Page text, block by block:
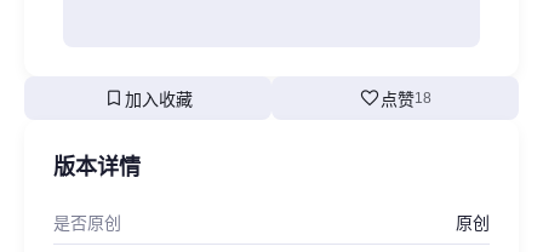
bookmark 加入收藏 favorite点赞18
版本详情
是否原创 原创